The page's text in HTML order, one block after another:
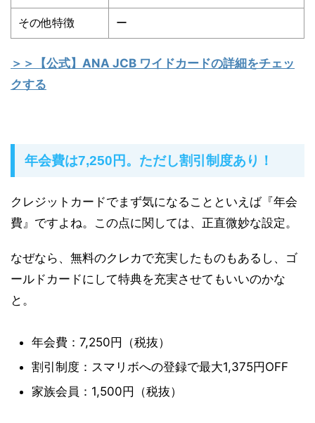
その他特徴 ー
＞＞【公式】ANA JCB ワイドカードの詳細をチェッ
クする
年会費は7,250円。ただし割引制度あり！
クレジットカードでまず気になることといえば『年会
費』ですよね。この点に関しては、正直微妙な設定。
なぜなら、無料のクレカで充実したものもあるし、ゴ
ールドカードにして特典を充実させてもいいのかな
と。
年会費：7,250円（税抜）
割引制度：スマリボへの登録で最大1,375円OFF
家族会員：1,500円（税抜）